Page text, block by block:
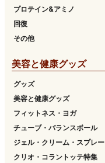
プロテイン&アミノ
回復
その他
美容と健康グッズ
グッズ
美容と健康グッズ
フィットネス・ヨガ
チューブ・バランスボール
ジェル・クリーム・スプレー
クリオ・コラントッテ特集